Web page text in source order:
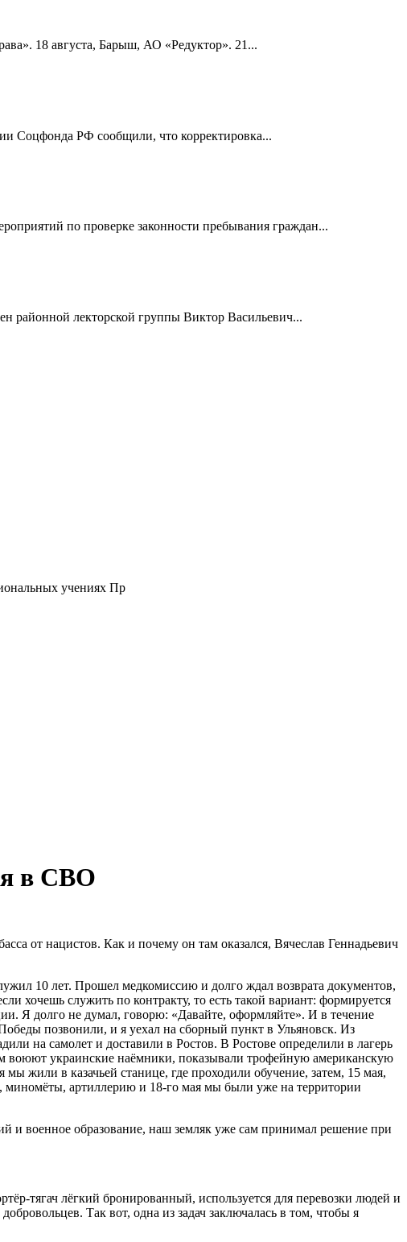
18 августа, Барыш, АО «Редуктор». 21...
Соцфонда РФ сообщили, что корректировка...
по проверке законности пребывания граждан...
районной лекторской группы Виктор Васильевич...
учениях Пр
в СВО
от нацистов. Как и почему он там оказался, Вячеслав Геннадьевич
10 лет. Прошел медкомиссию и долго ждал возврата документов,
хочешь служить по контракту, то есть такой вариант: формируется
Я долго не думал, говорю: «Давайте, оформляйте». И в течение
позвонили, и я уехал на сборный пункт в Ульяновск. Из
на самолет и доставили в Ростов. В Ростове определили в лагерь
воюют украинские наёмники, показывали трофейную американскую
жили в казачьей станице, где проходили обучение, затем, 15 мая,
миномёты, артиллерию и 18-го мая мы были уже на территории
и военное образование, наш земляк уже сам принимал решение при
тягач лёгкий бронированный, используется для перевозки людей и
Так вот, одна из задач заключалась в том, чтобы я